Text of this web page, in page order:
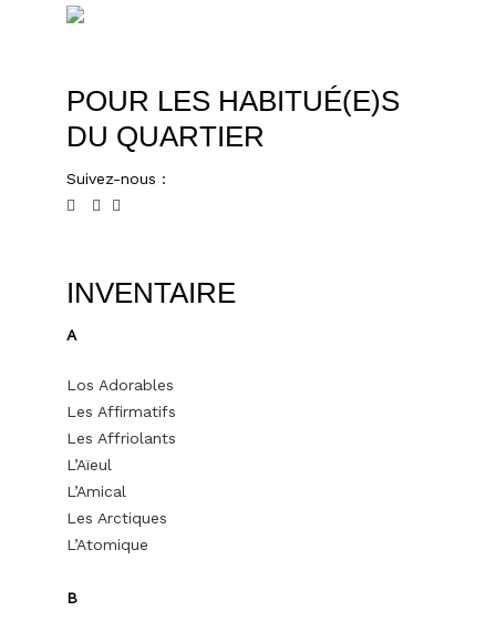
POUR LES HABITUÉ(E)S
DU QUARTIER
Suivez-nous :
INVENTAIRE
A
Los Adorables
Les Affirmatifs
Les Affriolants
L’Aïeul
L’Amical
Les Arctiques
L’Atomique
B